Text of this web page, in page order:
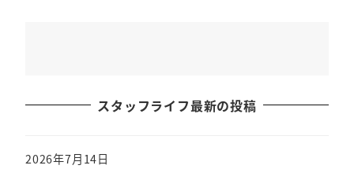
スタッフライフ最新の投稿
2026年7月14日